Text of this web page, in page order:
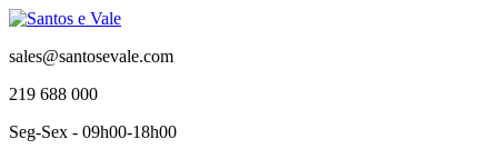
sales@santosevale.com
219 688 000
Seg-Sex - 09h00-18h00